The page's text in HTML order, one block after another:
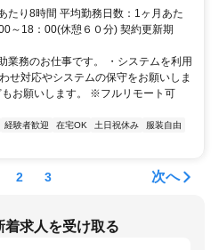
たり8時間 平均勤務日数：1ヶ月あた
～18：00(休憩６０分) 契約更新期
業務のお仕事です。 ・システムを利用
せ対応やシステムの保守をお願いしま
お願いします。 ※フルリモート可
経験者歓迎 在宅OK 土日祝休み
服装自由
2 3 次へ
着求人を受け取る